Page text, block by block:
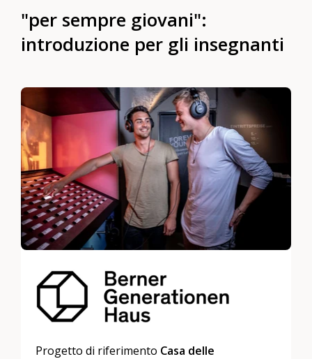
"per sempre giovani":
introduzione per gli insegnanti
Progetto di riferimento Casa delle